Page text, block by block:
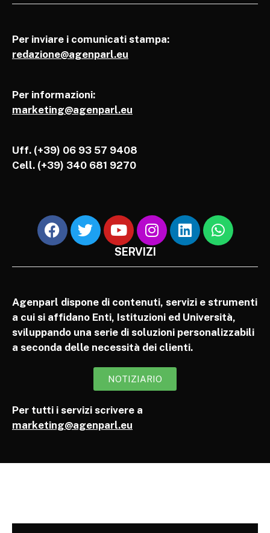
Per inviare i comunicati stampa:
redazione@agenparl.eu
Per informazioni:
marketing@agenparl.eu
Uff. (+39) 06 93 57 9408
Cell. (+39) 340 681 9270
SERVIZI
Agenparl dispone di contenuti, servizi e strumenti
a cui si affidano Enti, Istituzioni ed Università,
sviluppando una serie di soluzioni personalizzabili
a seconda delle necessità dei clienti.
NOTIZIARIO
Per tutti i servizi scrivere a
marketing@agenparl.eu